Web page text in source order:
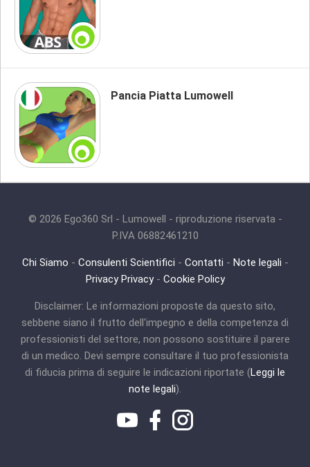
Pancia Piatta Lumowell
© 2026 Ego360 Srl - Lumowell - riproduzione riservata -
P.IVA 06882461210
Chi Siamo - Consulenti Scientifici - Contatti - Note legali -
Privacy Privacy- Cookie Policy
Disclaimer: Le informazioni proposte da questo sito,
sebbene siano il frutto dell'impegno e della competenza di
professionisti del settore, non possono sostituire il parere
di un medico. Devi sempre consultare il tuo professionista
di fiducia prima di seguire le indicazioni riportate (Leggi le
note legali).